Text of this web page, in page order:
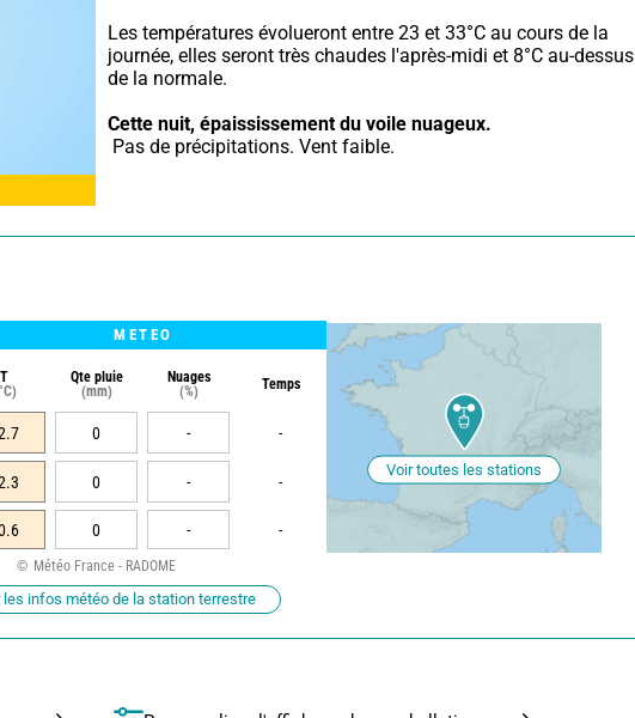
Les températures évolueront entre 23 et 33°C au cours de la
journée, elles seront très chaudes l'après-midi et 8°C au-dessus
de la normale.
Cette nuit, épaississement du voile nuageux.
Pas de précipitations. Vent faible.
METEO
T
Qte pluie
(mm)
Nuages
(%)
Temps
0 - -
0 - -
0 - -
Voir toutes les stations
Météo France - RADOME
les infos météo de la station terrestre